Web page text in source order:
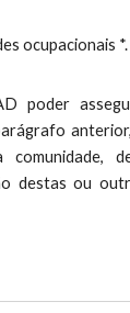
ocupacionais *.
poder
destas ou